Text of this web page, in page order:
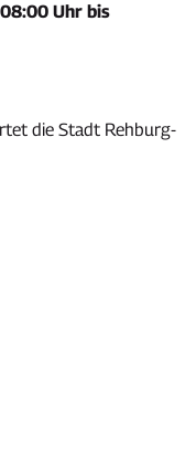
Uhr bis
die Stadt Rehburg-